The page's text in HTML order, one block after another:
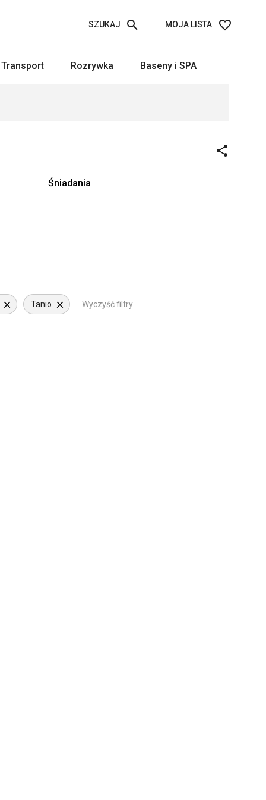
MOJA LISTA
SZUKAJ
Transport Rozrywka Baseny i SPA
Śniadania
Tanio Wyczyść filtry